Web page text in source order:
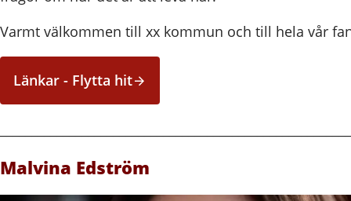
Varmt välkommen till xx kommun och till hela vår
Länkar - Flytta hit
Malvina Edström